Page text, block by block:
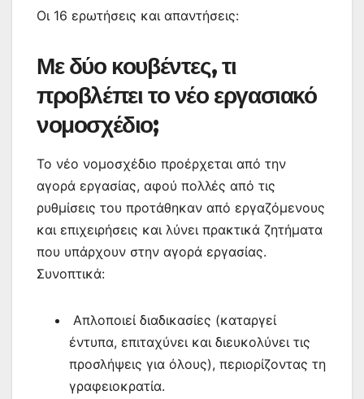
Οι 16 ερωτήσεις και απαντήσεις:
Με δύο κουβέντες, τι
προβλέπει το νέο εργασιακό
νομοσχέδιο;
Το νέο νομοσχέδιο προέρχεται από την
αγορά εργασίας, αφού πολλές από τις
ρυθμίσεις του προτάθηκαν από εργαζόμενους
και επιχειρήσεις και λύνει πρακτικά ζητήματα
που υπάρχουν στην αγορά εργασίας.
Συνοπτικά:
Απλοποιεί διαδικασίες (καταργεί
έντυπα, επιταχύνει και διευκολύνει τις
προσλήψεις για όλους), περιορίζοντας τη
γραφειοκρατία.